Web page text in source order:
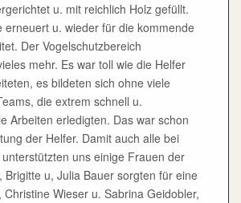
u. mit reichlich Holz gefüllt.
erneuert u. wieder für die kommende
Der Vogelschutzbereich
mehr. Es war toll wie die Helfer
es bildeten sich ohne viele
die extrem schnell u.
Arbeiten erledigten. Das war schon
der Helfer. Damit auch alle bei
uns einige Frauen der
Brigitte u, Julia Bauer sorgten für eine
Wieser u. Sabrina Geidobler,